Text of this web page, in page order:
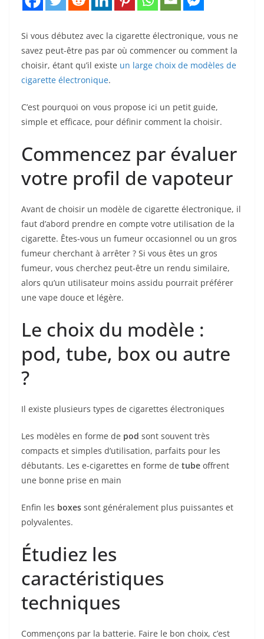
Si vous débutez avec la cigarette électronique, vous ne
savez peut-être pas par où commencer ou comment la
choisir, étant qu’il existe un large choix de modèles de
cigarette électronique.
C’est pourquoi on vous propose ici un petit guide,
simple et efficace, pour définir comment la choisir.
Commencez par évaluer
votre profil de vapoteur
Avant de choisir un modèle de cigarette électronique, il
faut d’abord prendre en compte votre utilisation de la
cigarette. Êtes-vous un fumeur occasionnel ou un gros
fumeur cherchant à arrêter ? Si vous êtes un gros
fumeur, vous cherchez peut-être un rendu similaire,
alors qu’un utilisateur moins assidu pourrait préférer
une vape douce et légère.
Le choix du modèle :
pod, tube, box ou autre
?
Il existe plusieurs types de cigarettes électroniques
Les modèles en forme de pod sont souvent très
compacts et simples d’utilisation, parfaits pour les
débutants. Les e-cigarettes en forme de tube offrent
une bonne prise en main
Enfin les boxes sont généralement plus puissantes et
polyvalentes.
Étudiez les
caractéristiques
techniques
Commençons par la batterie. Faire le bon choix, c’est